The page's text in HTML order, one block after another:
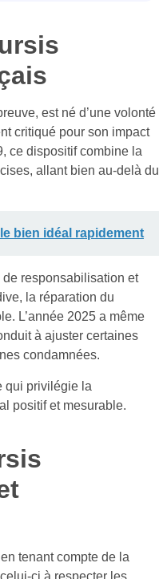
est né d’une volonté
critiqué pour son impact
ce dispositif combine la
allant bien au-delà du
bien idéal rapidement
responsabilisation et
la réparation du
L’année 2025 a même
à ajuster certaines
condamnées.
qui privilégie la
positif et mesurable.
tenant compte de la
ci à respecter les